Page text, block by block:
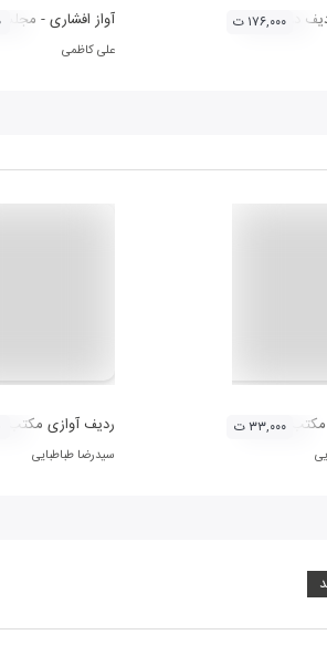
دوره عالی استاد علی اکبر خان شهنازی - شور)
۱۷۶,۰۰۰ ت آواز افشاری - مجلس
علی کاظمی
اصفهان (بیات اصفهان)
۳۳,۰۰۰ ت ردیف آوازی مکتب
سیدرضا طباطبایی